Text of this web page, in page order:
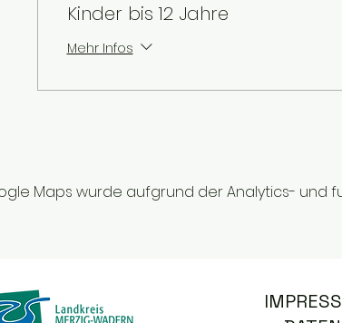
Kinder bis 12 Jahre
Mehr Infos
Maps wurde aufgrund der Analytics- und